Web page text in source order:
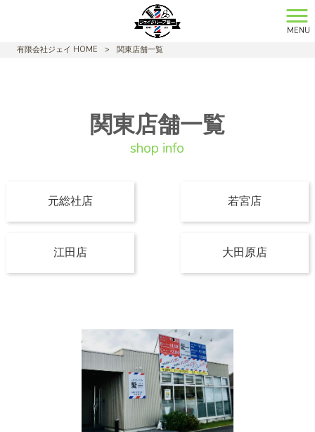
MENU
有限会社ジェイ HOME
> 関東店舗一覧
関東店舗一覧
元総社店 若宮店
江田店 大田原店